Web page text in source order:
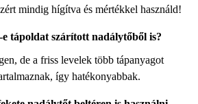
mindig hígítva és mértékkel használd!
e tápoldat szárított nadálytőből is?
de a friss levelek több tápanyagot
így hatékonyabbak.